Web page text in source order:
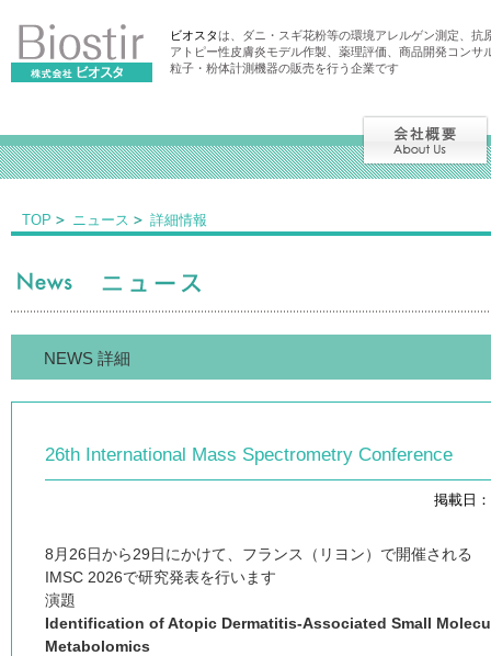
ビオスタは、ダニ・スギ花粉等の環境アレルゲン測定、抗
アトピー性皮膚炎モデル作製、薬理評価、商品開発コンサ
粒子・粉体計測機器の販売を行う企業です
TOP ニュース 詳細情報
NEWS 詳細
26th International Mass Spectrometry Conference
掲載日
8月26日から29日にかけて、フランス（リヨン）で開催される
IMSC 2026で研究発表を行います
演題
Identification of Atopic Dermatitis-Associated Small
Metabolomics